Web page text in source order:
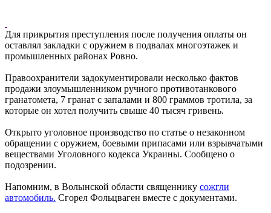
Для прикрытия преступления после получения оплаты он
оставлял закладки с оружием в подвалах многоэтажек и
промышленных районах Ровно.
Правоохранители задокументировали несколько фактов
продажи злоумышленником ручного противотанкового
гранатомета, 7 гранат с запалами и 800 граммов тротила, за
которые он хотел получить свыше 40 тысяч гривень.
Открыто уголовное производство по статье о незаконном
обращении с оружием, боевыми припасами или взрывчатыми
веществами Уголовного кодекса Украины. Сообщено о
подозрении.
Напомним, в Волынской области священнику сожгли
автомобиль. Сгорел Фольцваген вместе с документами.